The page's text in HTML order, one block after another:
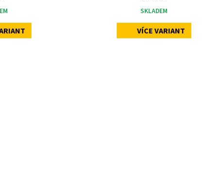
SKLADEM
VÍCE VARIANT